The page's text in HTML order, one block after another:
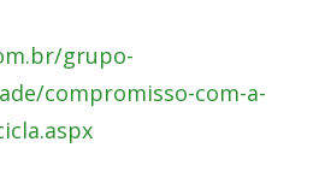
grupo-
compromisso-com-a-